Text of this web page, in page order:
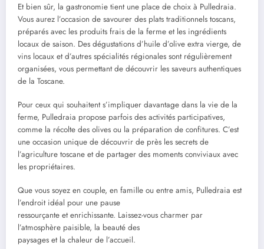
Et bien sûr, la gastronomie tient une place de choix à Pulledraia.
Vous aurez l’occasion de savourer des plats traditionnels toscans,
préparés avec les produits frais de la ferme et les ingrédients
locaux de saison. Des dégustations d’huile d’olive extra vierge, de
vins locaux et d’autres spécialités régionales sont régulièrement
organisées, vous permettant de découvrir les saveurs authentiques
de la Toscane.
Pour ceux qui souhaitent s’impliquer davantage dans la vie de la
ferme, Pulledraia propose parfois des activités participatives,
comme la récolte des olives ou la préparation de confitures. C’est
une occasion unique de découvrir de près les secrets de
l’agriculture toscane et de partager des moments conviviaux avec
les propriétaires.
Que vous soyez en couple, en famille ou entre amis, Pulledraia est
l’endroit idéal pour une pause
ressourçante et enrichissante. Laissez-vous charmer par
l’atmosphère paisible, la beauté des
paysages et la chaleur de l’accueil.